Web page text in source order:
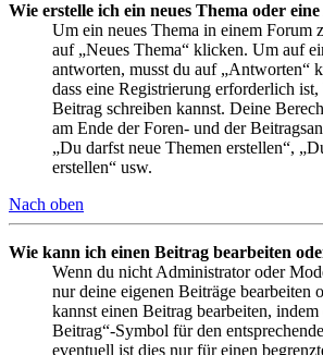
Wie erstelle ich ein neues Thema oder
Um ein neues Thema in einem Forum
auf „Neues Thema“ klicken. Um auf
antworten, musst du auf „Antworten“
dass eine Registrierung erforderlich
Beitrag schreiben kannst. Deine
am Ende der Foren- und der
„Du darfst neue Themen erstellen“,
erstellen“ usw.
Nach oben
Wie kann ich einen Beitrag bearbeiten
Wenn du nicht Administrator oder
nur deine eigenen Beiträge bearbeiten
kannst einen Beitrag bearbeiten,
Beitrag“-Symbol für den
eventuell ist dies nur für einen